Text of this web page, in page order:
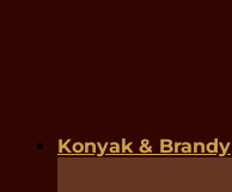
Konyak & Brandy